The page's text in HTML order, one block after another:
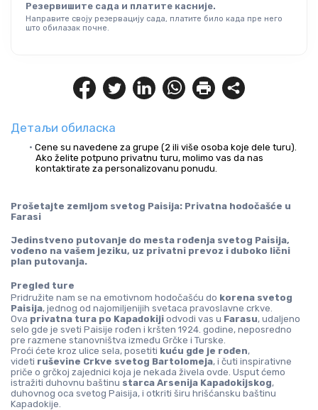
Детаљи обиласка
Cene su navedene za grupe (2 ili više osoba koje dele turu).
Ako želite potpuno privatnu turu, molimo vas da nas
kontaktirate za personalizovanu ponudu.
Prošetajte zemljom svetog Paisija: Privatna hodočašće u
Farasi
Jedinstveno putovanje do mesta rođenja svetog Paisija,
vođeno na vašem jeziku, uz privatni prevoz i duboko lični
plan putovanja.
Pregled ture
Pridružite nam se na emotivnom hodočašću do korena svetog
Paisija, jednog od najomiljenijih svetaca pravoslavne crkve.
Ova privatna tura po Kapadokiji odvodi vas u Farasu, udaljeno
selo gde je sveti Paisije rođen i kršten 1924. godine, neposredno
pre razmene stanovništva između Grčke i Turske.
Proći ćete kroz ulice sela, posetiti kuću gde je rođen,
videti ruševine Crkve svetog Bartolomeja, i čuti inspirativne
priče o grčkoj zajednici koja je nekada živela ovde. Usput ćemo
istražiti duhovnu baštinu starca Arsenija Kapadokijskog,
duhovnog oca svetog Paisija, i otkriti širu hrišćansku baštinu
Kapadokije.
Резервишите сада и платите касније.
Направите своју резервацију сада, платите било када пре него
што обилазак почне.